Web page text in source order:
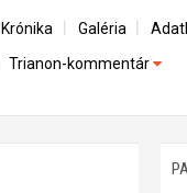
Krónika Galéria
Trianon-kommentár